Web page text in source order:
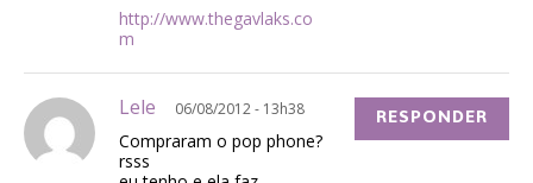
http://www.thegavlaks.co
m
Lele 06/08/2012 - 13h38
Compraram o pop phone?
rsss
RESPONDER